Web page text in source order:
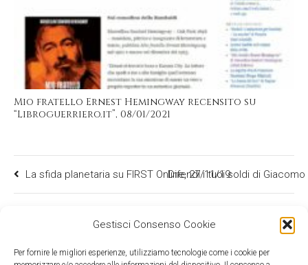
Gestisci Consenso Cookie
Per fornire le migliori esperienze, utilizziamo tecnologie come i cookie per
Mio fratello Ernest Hemingway recensito su
“Libroguerriero.it”, 08/01/2021
La sfida planetaria su FIRST Online, 27/11/19Difendi i tuoi soldi di Giacomo